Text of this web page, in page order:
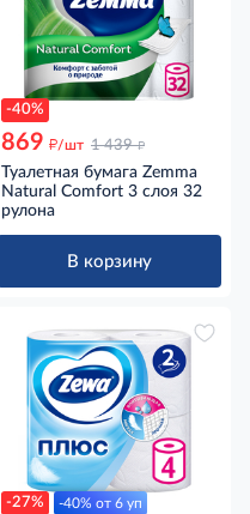
-40%
869 д/шт 1 439 д
Туалетная бумага Zemma
Natural Comfort 3 слоя 32
рулона
В корзину
-27% -40% от 6 уп